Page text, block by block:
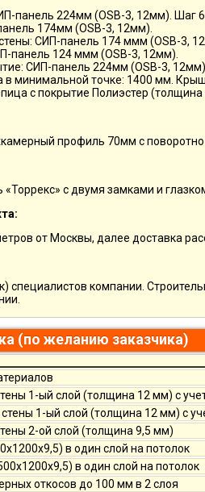
панель 224мм (OSB-3, 12мм). Шаг
174мм (OSB-3, 12мм).
СИП-панель 174 ммм (OSB-3,
панель 124 ммм (OSB-3, 12мм).
СИП-панель 224мм (OSB-3,
в минимальной точке: 1400 мм.
с покрытие Полиэстер
профиль 70мм с
с двумя замками и
от Москвы, далее доставка
специалистов компании.
(по желанию заказчика)
1-ый слой (толщина 12 мм) с
1-ый слой (толщина 12 мм) с
2-ой слой (толщина 9,5 мм)
в один слой на потолок
в один слой на потолок
откосов до 100 мм в 2 слоя